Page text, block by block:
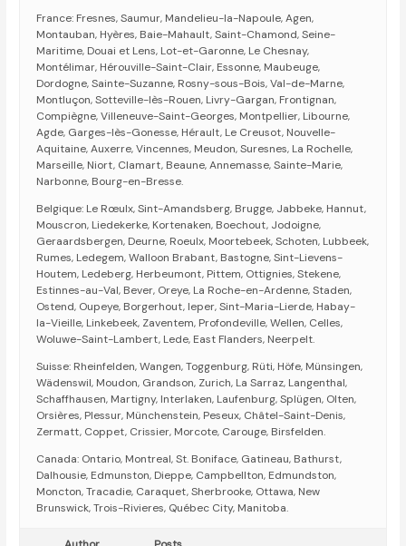
France: Fresnes, Saumur, Mandelieu-la-Napoule, Agen,
Montauban, Hyères, Baie-Mahault, Saint-Chamond, Seine-
Maritime, Douai et Lens, Lot-et-Garonne, Le Chesnay,
Montélimar, Hérouville-Saint-Clair, Essonne, Maubeuge,
Dordogne, Sainte-Suzanne, Rosny-sous-Bois, Val-de-Marne,
Montluçon, Sotteville-lès-Rouen, Livry-Gargan, Frontignan,
Compiègne, Villeneuve-Saint-Georges, Montpellier, Libourne,
Agde, Garges-lès-Gonesse, Hérault, Le Creusot, Nouvelle-
Aquitaine, Auxerre, Vincennes, Meudon, Suresnes, La Rochelle,
Marseille, Niort, Clamart, Beaune, Annemasse, Sainte-Marie,
Narbonne, Bourg-en-Bresse.
Belgique: Le Rœulx, Sint-Amandsberg, Brugge, Jabbeke, Hannut,
Mouscron, Liedekerke, Kortenaken, Boechout, Jodoigne,
Geraardsbergen, Deurne, Roeulx, Moortebeek, Schoten, Lubbeek,
Rumes, Ledegem, Walloon Brabant, Bastogne, Sint-Lievens-
Houtem, Ledeberg, Herbeumont, Pittem, Ottignies, Stekene,
Estinnes-au-Val, Bever, Oreye, La Roche-en-Ardenne, Staden,
Ostend, Oupeye, Borgerhout, Ieper, Sint-Maria-Lierde, Habay-
la-Vieille, Linkebeek, Zaventem, Profondeville, Wellen, Celles,
Woluwe-Saint-Lambert, Lede, East Flanders, Neerpelt.
Suisse: Rheinfelden, Wangen, Toggenburg, Rüti, Höfe, Münsingen,
Wädenswil, Moudon, Grandson, Zurich, La Sarraz, Langenthal,
Schaffhausen, Martigny, Interlaken, Laufenburg, Splügen, Olten,
Orsières, Plessur, Münchenstein, Peseux, Châtel-Saint-Denis,
Zermatt, Coppet, Crissier, Morcote, Carouge, Birsfelden.
Canada: Ontario, Montreal, St. Boniface, Gatineau, Bathurst,
Dalhousie, Edmunston, Dieppe, Campbellton, Edmundston,
Moncton, Tracadie, Caraquet, Sherbrooke, Ottawa, New
Brunswick, Trois-Rivieres, Québec City, Manitoba.